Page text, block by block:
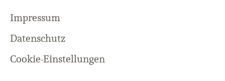
Impressum
Datenschutz
Cookie-Einstellungen